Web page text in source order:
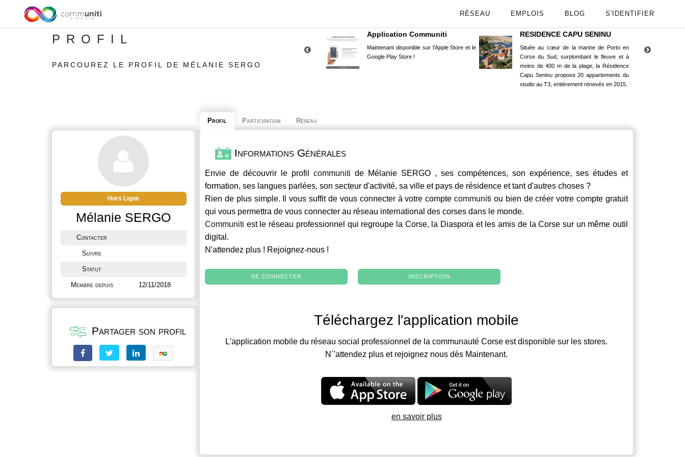
RÉSEAU EMPLOIS BLOG S'IDENTIFIER
PROFIL
PARCOUREZ LE PROFIL DE MÉLANIE SERGO
Application Communiti
Maintenant disponible sur l'Apple Store et le
Google Play Store !
RESIDENCE CAPU SENINU
Située au cœur de la marine de Porto en
Corse du Sud, surplombant le fleuve et à
moins de 400 m de la plage, la Résidence
Capu Seninu propose 20 appartements du
studio au T3, entièrement rénovés en 2015.
Hors Ligne
Mélanie SERGO
Contacter
Suivre
Statut
Membre depuis 12/11/2018
Partager son profil
Profil Participation Réseau
Informations Générales
Envie de découvrir le profil communiti de Mélanie SERGO , ses compétences, son expérience, ses études et
formation, ses langues parlées, son secteur d'activité, sa ville et pays de résidence et tant d'autres choses ?
Rien de plus simple. Il vous suffit de vous connecter à votre comptecommuniti ou bien de créer votre compte gratuit
qui vous permettra de vous connecter au réseau international des corses dans le monde.
Communiti est le réseau professionnel qui regroupe la Corse, la Diaspora et les amis de la Corse sur un même outil
digital.
N'attendez plus ! Rejoignez-nous !
SE CONNECTER INSCRIPTION
Téléchargez l'application mobile
L'application mobile du réseau social professionnel de la communauté Corse est disponible sur les stores.
N`'attendez plus et rejoignez nous dès Maintenant.
en savoir plus